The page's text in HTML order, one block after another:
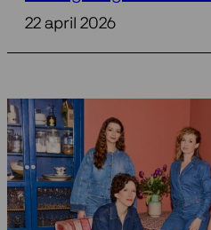
22 april 2026